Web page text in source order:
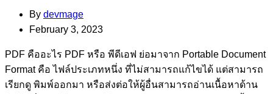
By devmage
February 3, 2023
PDF คืออะไร PDF หรือ พีดีเอฟ ย่อมาจาก Portable Document
Format คือ ไฟล์ประเภทหนึ่ง ที่ไม่สามารถแก้ไขได้ แต่สามารถ
เรียกดู พิมพ์ออกมา หรือส่งต่อให้ผู้อื่นสามารถอ่านเนื้อหาด้าน